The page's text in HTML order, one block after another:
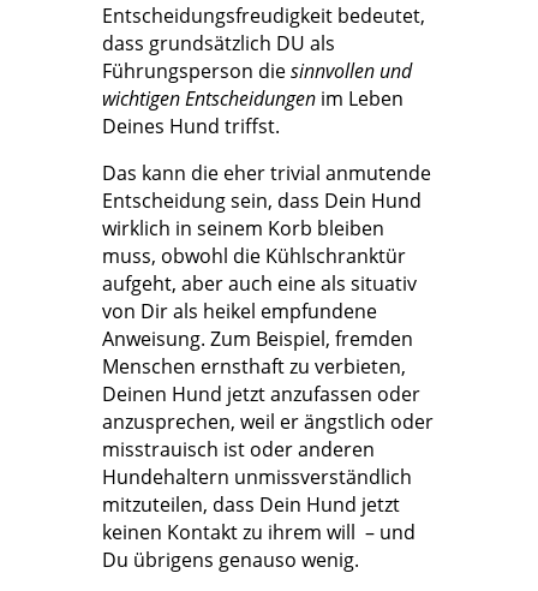
Entscheidungsfreudigkeit bedeutet,
dass grundsätzlich DU als
Führungsperson diesinnvollen und
wichtigen Entscheidungen im Leben
Deines Hund triffst.
Das kann die eher trivial anmutende
Entscheidung sein, dass Dein Hund
wirklich in seinem Korb bleiben
muss, obwohl die Kühlschranktür
aufgeht, aber auch eine als situativ
von Dir als heikel empfundene
Anweisung. Zum Beispiel, fremden
Menschen ernsthaft zu verbieten,
Deinen Hund jetzt anzufassen oder
anzusprechen, weil er ängstlich oder
misstrauisch ist oder anderen
Hundehaltern unmissverständlich
mitzuteilen, dass Dein Hund jetzt
keinen Kontakt zu ihrem will – und
Du übrigens genauso wenig.